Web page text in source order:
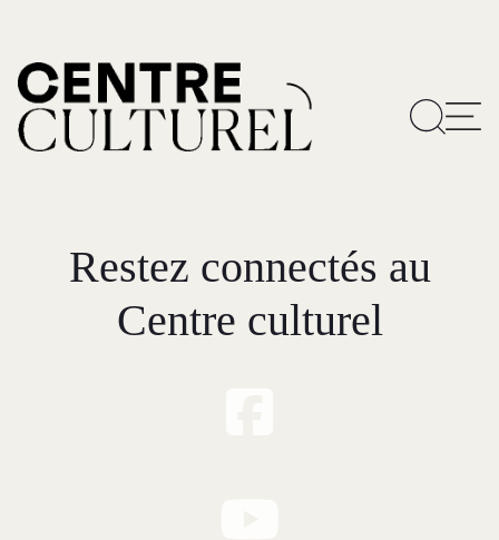
Restez connectés au
Centre culturel